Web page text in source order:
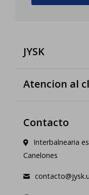
JYSK
Atencion al
Contacto
Interbalnearia
Canelones